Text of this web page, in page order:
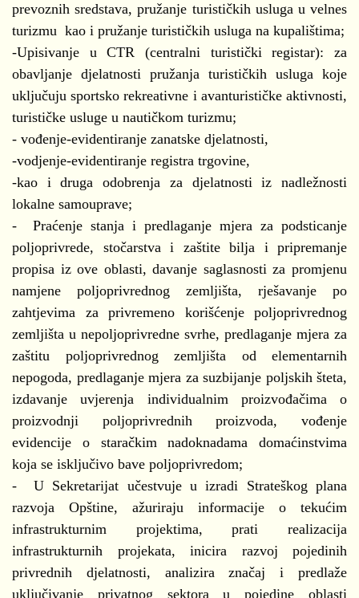
prevoznih sredstava, pružanje turističkih usluga u velnes
turizmu kao i pružanje turističkih usluga na kupalištima;
-Upisivanje u CTR (centralni turistički registar): za
obavljanje djelatnosti pružanja turističkih usluga koje
uključuju sportsko rekreativne i avanturističke aktivnosti,
turističke usluge u nautičkom turizmu;
- vođenje-evidentiranje zanatske djelatnosti,
-vodjenje-evidentiranje registra trgovine,
-kao i druga odobrenja za djelatnosti iz nadležnosti
lokalne samouprave;
- Praćenje stanja i predlaganje mjera za podsticanje
poljoprivrede, stočarstva i zaštite bilja i pripremanje
propisa iz ove oblasti, davanje saglasnosti za promjenu
namjene poljoprivrednog zemljišta, rješavanje po
zahtjevima za privremeno korišćenje poljoprivrednog
zemljišta u nepoljoprivredne svrhe, predlaganje mjera za
zaštitu poljoprivrednog zemljišta od elementarnih
nepogoda, predlaganje mjera za suzbijanje poljskih šteta,
izdavanje uvjerenja individualnim proizvođačima o
proizvodnji poljoprivrednih proizvoda, vođenje
evidencije o staračkim nadoknadama domaćinstvima
koja se isključivo bave poljoprivredom;
- U Sekretarijat učestvuje u izradi Strateškog plana
razvoja Opštine, ažuriraju informacije o tekućim
infrastrukturnim projektima, prati realizacija
infrastrukturnih projekata, inicira razvoj pojedinih
privrednih djelatnosti, analizira značaj i predlaže
uključivanje privatnog sektora u pojedine oblasti